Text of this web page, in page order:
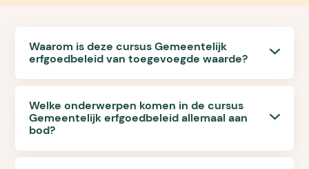
Waarom is deze cursus Gemeentelijk
erfgoedbeleid van toegevoegde waarde?
Welke onderwerpen komen in de cursus
Gemeentelijk erfgoedbeleid allemaal aan
bod?